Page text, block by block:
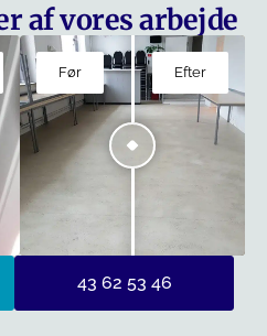
af vores arbejde
Før Efter
43 62 53 46